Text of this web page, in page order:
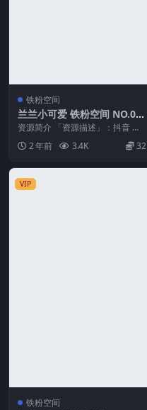
铁粉空间
兰兰小可爱 铁粉空间 NO.00
2期
资源简介 「资源描述」：抖音 兰
兰小可爱 铁粉空间 NO.002期 【4
2P】 ...
2 年前 3.4K 32
VIP
铁粉空间